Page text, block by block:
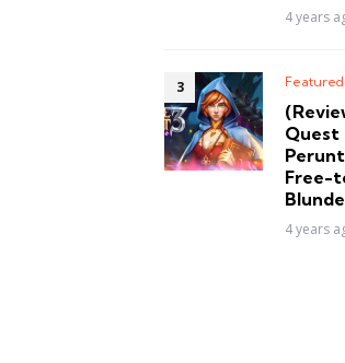
4 years
Featured
Quest
Free-
4 years